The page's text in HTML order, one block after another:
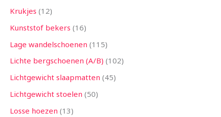
Krukjes 12
Kunststof bekers 16
Lage wandelschoenen 115
Lichte bergschoenen (A/B) 102
Lichtgewicht slaapmatten 45
Lichtgewicht stoelen 50
Losse hoezen 13